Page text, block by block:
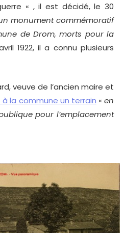
« , il est décidé, le 30
monument commémoratif
de Drom, morts pour la
1922, il a connu plusieurs
veuve de l’ancien maire et
à la commune un terrain «en
pour l’emplacement